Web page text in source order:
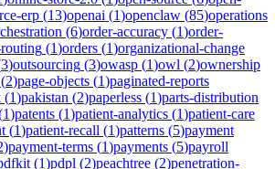
erp (13)openai (1)openclaw (85)operations
(6)order-accuracy (1)order-
(1)orders (1)organizational-change
3)outsourcing (3)owasp (1)owl (2)ownership
(2)page-objects (1)paginated-reports
(1)pakistan (2)paperless (1)parts-distribution
1)patents (1)patient-analytics (1)patient-care
(1)patient-recall (1)patterns (5)payment
)payment-terms (1)payments (5)payroll
(1)pdpl (2)peachtree (2)penetration-